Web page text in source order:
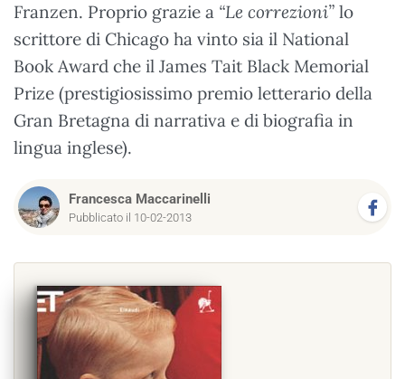
Franzen. Proprio grazie a “Le correzioni” lo
scrittore di Chicago ha vinto sia il National
Book Award che il James Tait Black Memorial
Prize (prestigiosissimo premio letterario della
Gran Bretagna di narrativa e di biografia in
lingua inglese).
Francesca Maccarinelli
Pubblicato il 10-02-2013